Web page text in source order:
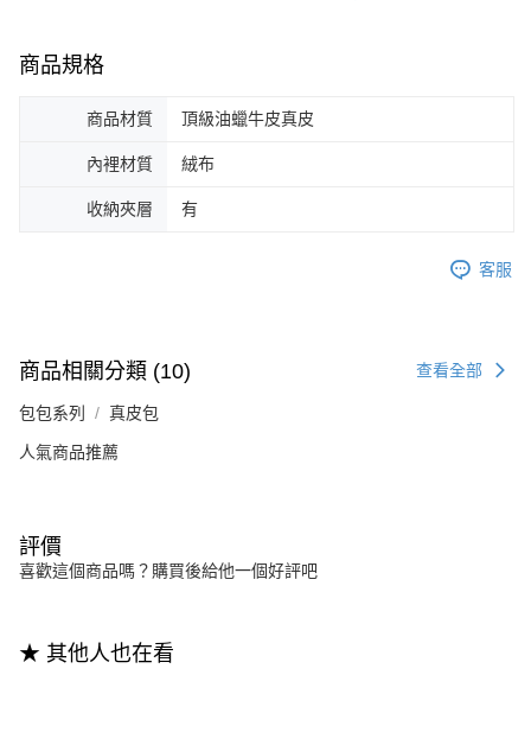
商品規格
商品材質 頂級油蠟牛皮真皮
內裡材質 絨布
收納夾層 有
客服
商品相關分類 (10) 查看全部
包包系列 真皮包
人氣商品推薦
評價
喜歡這個商品嗎？購買後給他一個好評吧
★ 其他人也在看